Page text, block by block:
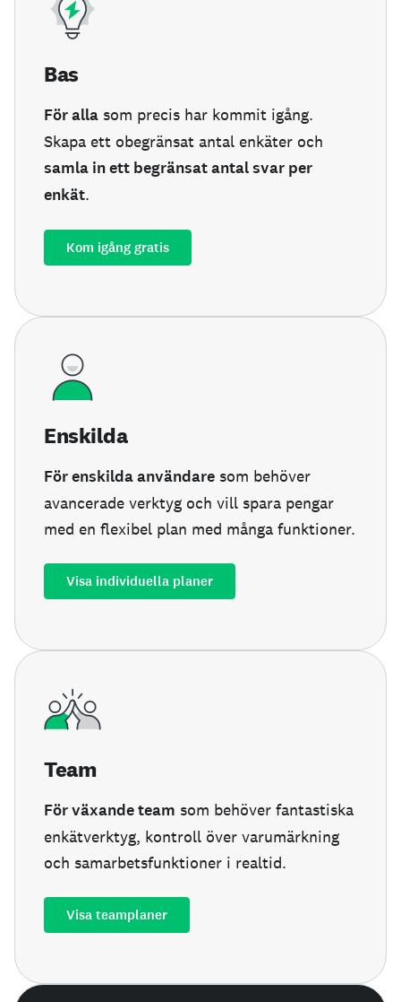
Bas
För alla som precis har kommit igång.
Skapa ett obegränsat antal enkäter och
samla in ett begränsat antal svar per
enkät.
Kom igång gratis
Enskilda
För enskilda användare som behöver
avancerade verktyg och vill spara pengar
med en flexibel plan med många funktioner.
Visa individuella planer
Team
För växande team som behöver fantastiska
enkätverktyg, kontroll över varumärkning
och samarbetsfunktioner i realtid.
Visa teamplaner